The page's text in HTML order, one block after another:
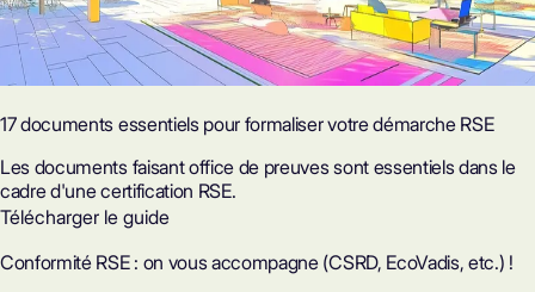
17 documents essentiels pour formaliser votre démarche RSE
Les documents faisant office de preuves sont essentiels dans le
cadre d'une certification RSE.
Télécharger le guide
Conformité RSE : on vous accompagne (CSRD, EcoVadis, etc.) !